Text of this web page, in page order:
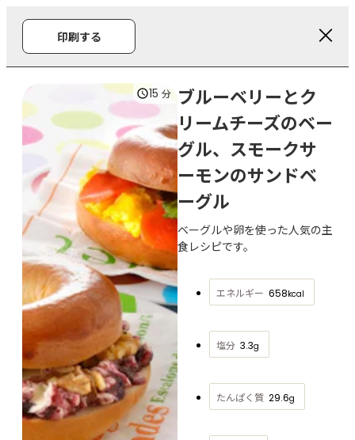
印刷する
15 分 ブルーベリーとク
リームチーズのベー
グル、スモークサ
ーモンのサンドベ
ーグル
ベーグルや卵を使った人気の主
食レシピです。
エネルギー 658kcal
塩分 3.3g
たんぱく質 29.6g